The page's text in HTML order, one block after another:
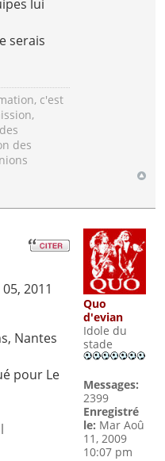
lui
serais
c'est
des
2011
Nantes
pour Le
Quo
d'evian
Idole du
stade
Messages:
2399
Enregistré
le: Mar Aoû
11, 2009
10:07 pm